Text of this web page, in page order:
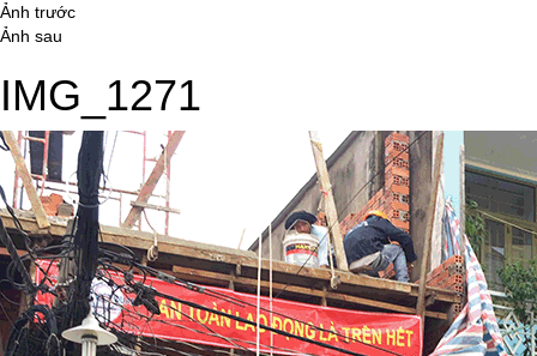
Ảnh trước
Ảnh sau
IMG_1271